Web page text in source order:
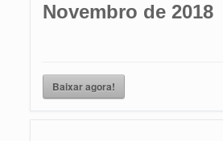
Novembro de 2018
Baixar agora!